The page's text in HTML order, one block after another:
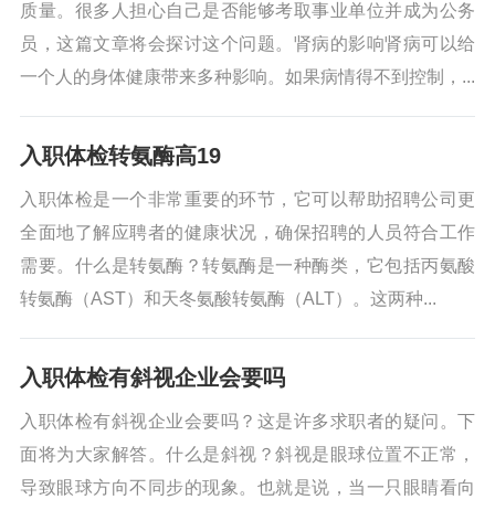
质量。很多人担心自己是否能够考取事业单位并成为公务
员，这篇文章将会探讨这个问题。肾病的影响肾病可以给
一个人的身体健康带来多种影响。如果病情得不到控制，...
入职体检转氨酶高19
入职体检是一个非常重要的环节，它可以帮助招聘公司更
全面地了解应聘者的健康状况，确保招聘的人员符合工作
需要。什么是转氨酶？转氨酶是一种酶类，它包括丙氨酸
转氨酶（AST）和天冬氨酸转氨酶（ALT）。这两种...
入职体检有斜视企业会要吗
入职体检有斜视企业会要吗？这是许多求职者的疑问。下
面将为大家解答。什么是斜视？斜视是眼球位置不正常，
导致眼球方向不同步的现象。也就是说，当一只眼睛看向